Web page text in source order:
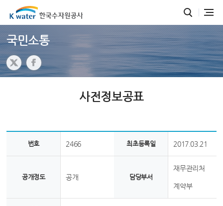
국민소통
사전정보공표
번호 2466 최초등록일 2017.03.21
공개정도 공개 담당부서
재무관리처
계약부